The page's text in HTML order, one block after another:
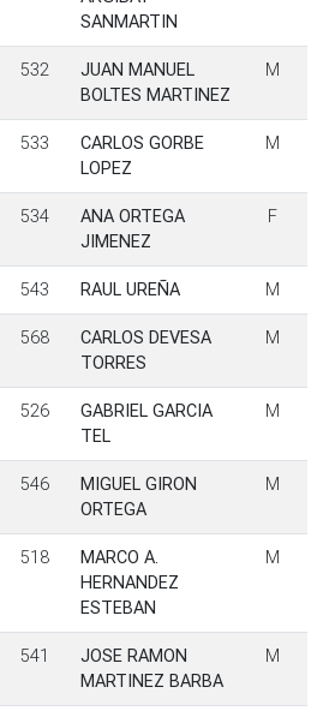
SANMARTIN
532
JUAN MANUEL
BOLTES MARTINEZ
M
533
CARLOS GORBE
LOPEZ
M
534
ANA ORTEGA
JIMENEZ
F
543 RAUL UREÑA M
568
CARLOS DEVESA
TORRES
M
526
GABRIEL GARCIA
TEL
M
546
MIGUEL GIRON
ORTEGA
M
518
MARCO A.
HERNANDEZ
ESTEBAN
M
541
JOSE RAMON
MARTINEZ BARBA
M